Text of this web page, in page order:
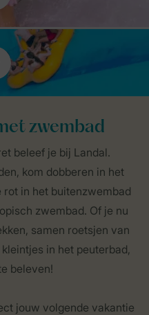
zwembad
beleef je bij Landal.
kom dobberen in het
in het buitenzwembad
zwembad. Of je nu
samen roetsjen van
in het peuterbad,
beleven!
jouw volgende vakantie